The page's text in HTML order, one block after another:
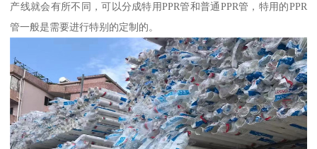
产线就会有所不同，可以分成特用PPR管和普通PPR管，特用的PPR
管一般是需要进行特别的定制的。